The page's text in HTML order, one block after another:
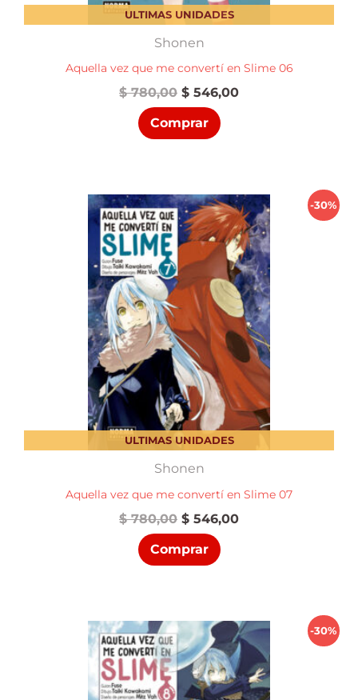
ULTIMAS UNIDADES
Shonen
Aquella vez que me convertí en Slime 06
$780,00 El
precio
original
era:
$ 546,00El
Comprar
-30%
ULTIMAS UNIDADES
Shonen
Aquella vez que me convertí en Slime 07
$780,00 El
precio
original
era:
$ 546,00El
Comprar
-30%